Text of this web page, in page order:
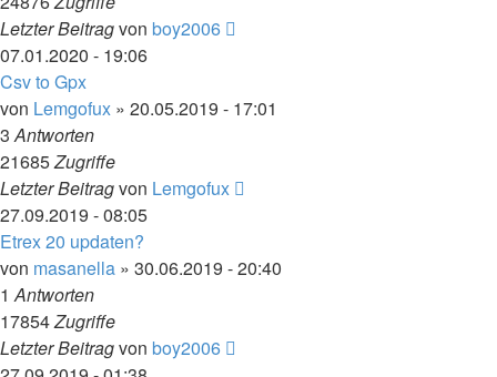
Letzter Beitragvon boy2006
07.01.2020 - 19:06
Csv to Gpx
von Lemgofux » 20.05.2019 - 17:01
3Antworten
21685Zugriffe
Letzter Beitragvon Lemgofux
27.09.2019 - 08:05
Etrex 20 updaten?
von masanella » 30.06.2019 - 20:40
1Antworten
17854Zugriffe
Letzter Beitragvon boy2006